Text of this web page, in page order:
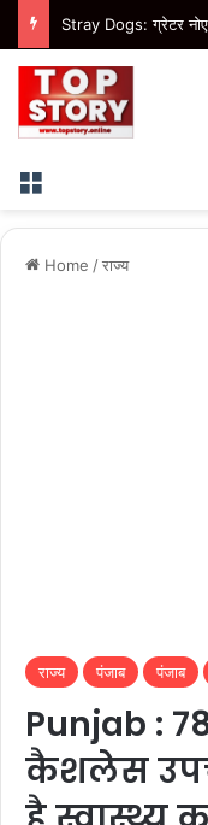
Menu
Home /राज्य
राज्य पंजाब पंजाब
Punjab :
कैशलेस